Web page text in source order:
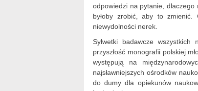
odpowiedzi na pytanie,
byłoby zrobić, aby to
niewydolności nerek.
Sylwetki badawcze
przyszłość monografii polskiej
występują na
najsławniejszych ośrodków
do dumy dla opiekunów